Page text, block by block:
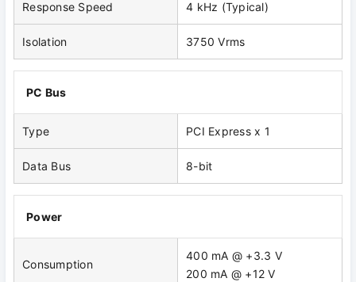
Response Speed 4 kHz (Typical)
Isolation 3750 Vrms
PC Bus
Type PCI Express x 1
Data Bus 8-bit
Power
Consumption
400 mA @ +3.3 V
200 mA @ +12 V